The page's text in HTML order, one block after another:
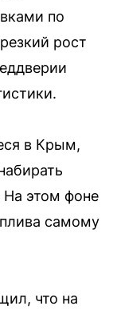
по
рост
в Крым,
На этом фоне
самому
что на